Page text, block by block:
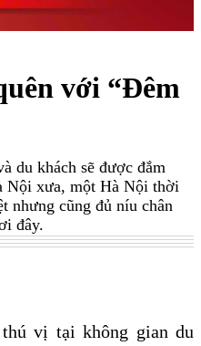
với “Đêm
du khách sẽ được đắm
Nội xưa, một Hà Nội thời
nhưng cũng đủ níu chân
đây.
vị tại không gian du